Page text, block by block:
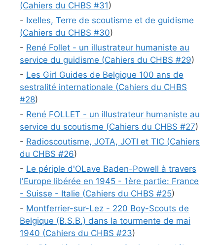
(Cahiers du CHBS #31)
- Ixelles, Terre de scoutisme et de guidisme
(Cahiers du CHBS #30)
- René Follet - un illustrateur humaniste au
service du guidisme (Cahiers du CHBS #29)
- Les Girl Guides de Belgique 100 ans de
sestralité internationale (Cahiers du CHBS
#28)
- René FOLLET - un illustrateur humaniste au
service du scoutisme (Cahiers du CHBS #27)
- Radioscoutisme, JOTA, JOTI et TIC (Cahiers
du CHBS #26)
- Le périple d'OLave Baden-Powell à travers
l'Europe libérée en 1945 - 1ère partie: France
- Suisse - Italie (Cahiers du CHBS #25)
- Montferrier-sur-Lez - 220 Boy-Scouts de
Belgique (B.S.B.) dans la tourmente de mai
1940 (Cahiers du CHBS #23)